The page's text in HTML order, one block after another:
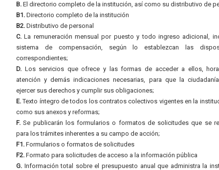
B. El directorio completo de la institución, así como su distributivo de
B1. Directorio completo de la institución
B2. Distributivo de personal
C. La remuneración mensual por puesto y todo ingreso adicional,
sistema de compensación, según lo establezcan las
correspondientes;
D. Los servicios que ofrece y las formas de acceder a ellos,
atención y demás indicaciones necesarias, para que la
ejercer sus derechos y cumplir sus obligaciones;
E.Texto íntegro de todos los contratos colectivos vigentes en la
como sus anexos y reformas;
F. Se publicarán los formularios o formatos de solicitudes que se
para los trámites inherentes a su campo de acción;
F1. Formularios o formatos de solicitudes
F2. Formato para solicitudes de acceso a la información pública
G. Información total sobre el presupuesto anual que administra la